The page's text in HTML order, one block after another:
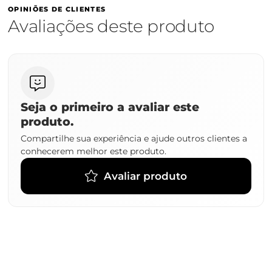
OPINIÕES DE CLIENTES
Avaliações deste produto
Seja o primeiro a avaliar este
produto.
Compartilhe sua experiência e ajude outros clientes a
conhecerem melhor este produto.
Avaliar produto